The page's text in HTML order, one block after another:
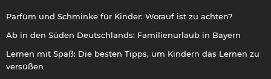
Parfüm und Schminke für Kinder: Worauf ist zu achten?
Ab in den Süden Deutschlands: Familienurlaub in Bayern
Lernen mit Spaß: Die besten Tipps, um Kindern das Lernen zu
versüßen